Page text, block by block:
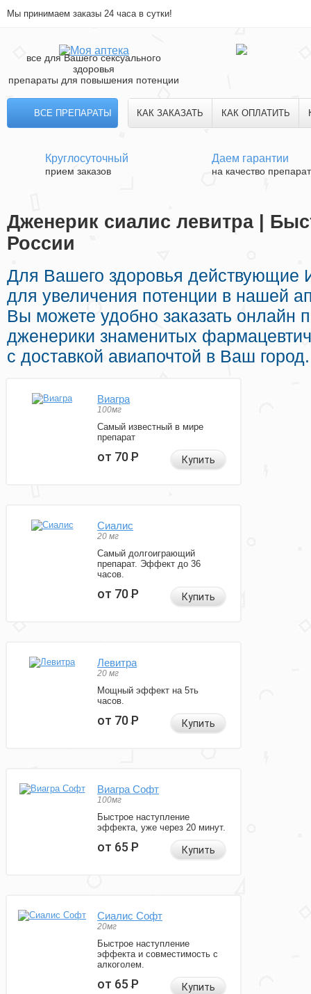
Мы принимаем заказы 24 часа в сутки!
все для Вашего сексуального
здоровья
препараты для повышения потенции
ВСЕ ПРЕПАРАТЫ КАК ЗАКАЗАТЬ КАК ОПЛАТИТЬ
Круглосуточный
прием заказов
Даем гарантии
на качество
Дженерик сиалис левитра |
России
Для Вашего здоровья действующие
для увеличения потенции в нашей
Вы можете удобно заказать онлайн
дженерики знаменитых
с доставкой авиапочтой в Ваш город.
Виагра
100мг
Самый известный в мире
препарат
от 70Р Купить
Сиалис
20 мг
Самый долгоиграющий
препарат. Эффект до 36
часов.
от 70Р Купить
Левитра
20 мг
Мощный эффект на 5ть
часов.
от 70Р Купить
Виагра Софт
100мг
Быстрое наступление
эффекта, уже через 20 минут.
от 65Р Купить
Сиалис Софт
20мг
Быстрое наступление
эффекта и совместимость с
алкоголем.
от 65Р Купить